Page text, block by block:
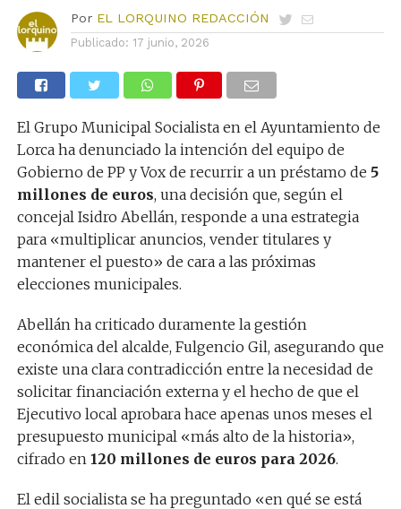
Por EL LORQUINO REDACCIÓN
Publicado: 17 junio, 2026
El Grupo Municipal Socialista en el Ayuntamiento de
Lorca ha denunciado la intención del equipo de
Gobierno de PP y Vox de recurrir a un préstamo de 5
millones de euros, una decisión que, según el
concejal Isidro Abellán, responde a una estrategia
para «multiplicar anuncios, vender titulares y
mantener el puesto» de cara a las próximas
elecciones municipales.
Abellán ha criticado duramente la gestión
económica del alcalde, Fulgencio Gil, asegurando que
existe una clara contradicción entre la necesidad de
solicitar financiación externa y el hecho de que el
Ejecutivo local aprobara hace apenas unos meses el
presupuesto municipal «más alto de la historia»,
cifrado en 120 millones de euros para 2026.
El edil socialista se ha preguntado «en qué se está